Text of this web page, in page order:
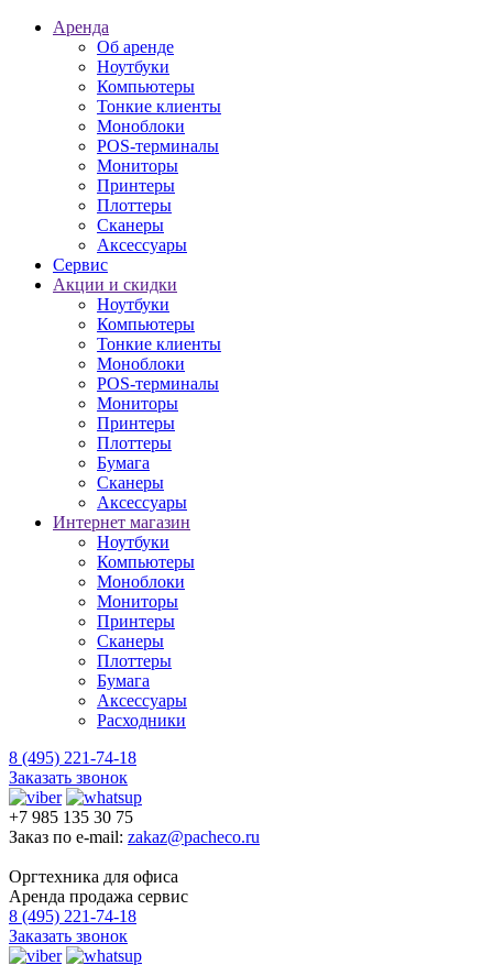
Аренда
Об аренде
Ноутбуки
Компьютеры
Тонкие клиенты
Моноблоки
POS-терминалы
Мониторы
Принтеры
Плоттеры
Сканеры
Аксессуары
Сервис
Акции и скидки
Ноутбуки
Компьютеры
Тонкие клиенты
Моноблоки
POS-терминалы
Мониторы
Принтеры
Плоттеры
Бумага
Сканеры
Аксессуары
Интернет магазин
Ноутбуки
Компьютеры
Моноблоки
Мониторы
Принтеры
Сканеры
Плоттеры
Бумага
Аксессуары
Расходники
8 (495) 221-74-18
Заказать звонок
+7 985 135 30 75
Заказ по e-mail: zakaz@pacheco.ru
Оргтехника для офиса
Аренда продажа сервис
8 (495) 221-74-18
Заказать звонок